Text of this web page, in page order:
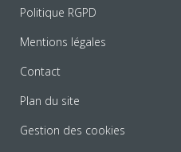
Politique RGPD
Mentions légales
Contact
Plan du site
Gestion des cookies